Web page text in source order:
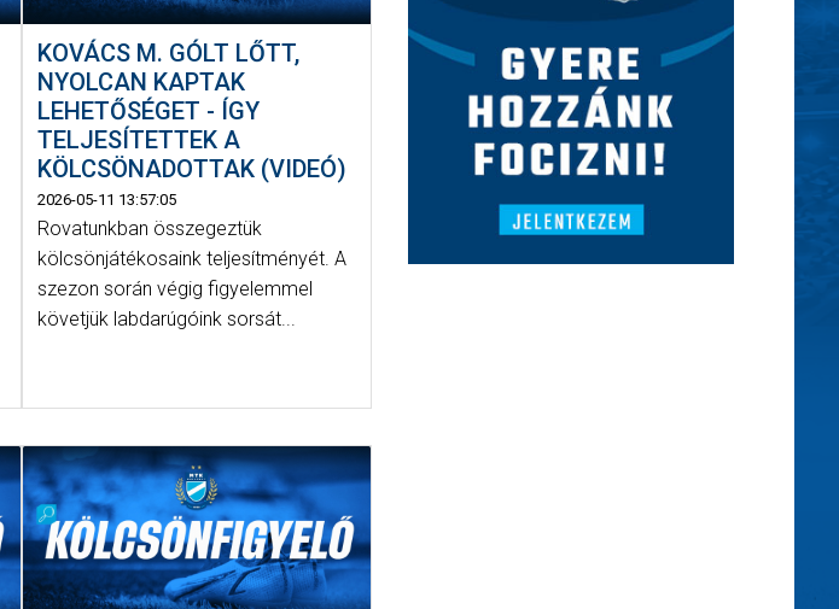
KOVÁCS M. GÓLT LŐTT,
NYOLCAN KAPTAK
LEHETŐSÉGET - ÍGY
TELJESÍTETTEK A
KÖLCSÖNADOTTAK (VIDEÓ)
2026-05-11 13:57:05
Rovatunkban összegeztük
kölcsönjátékosaink teljesítményét. A
szezon során végig figyelemmel
követjük labdarúgóink sorsát...